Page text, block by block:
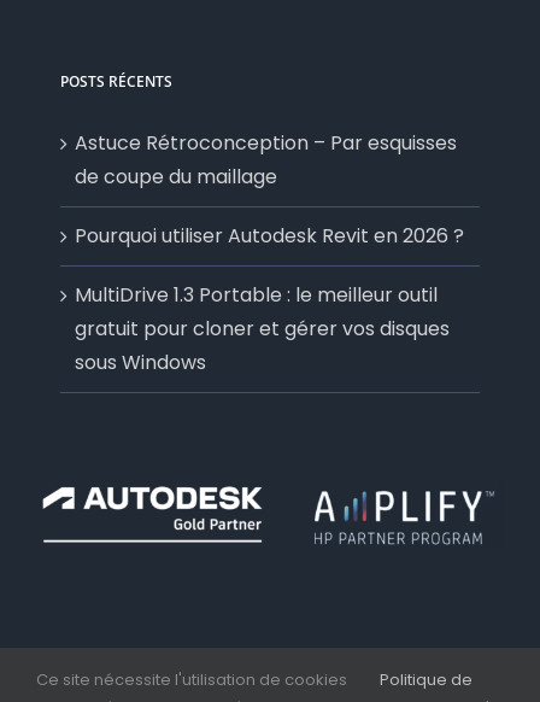
POSTS RÉCENTS
Astuce Rétroconception – Par esquisses
de coupe du maillage
Pourquoi utiliser Autodesk Revit en 2026 ?
MultiDrive 1.3 Portable : le meilleur outil
gratuit pour cloner et gérer vos disques
sous Windows
Ce site nécessite l'utilisation de cookies
Politique de